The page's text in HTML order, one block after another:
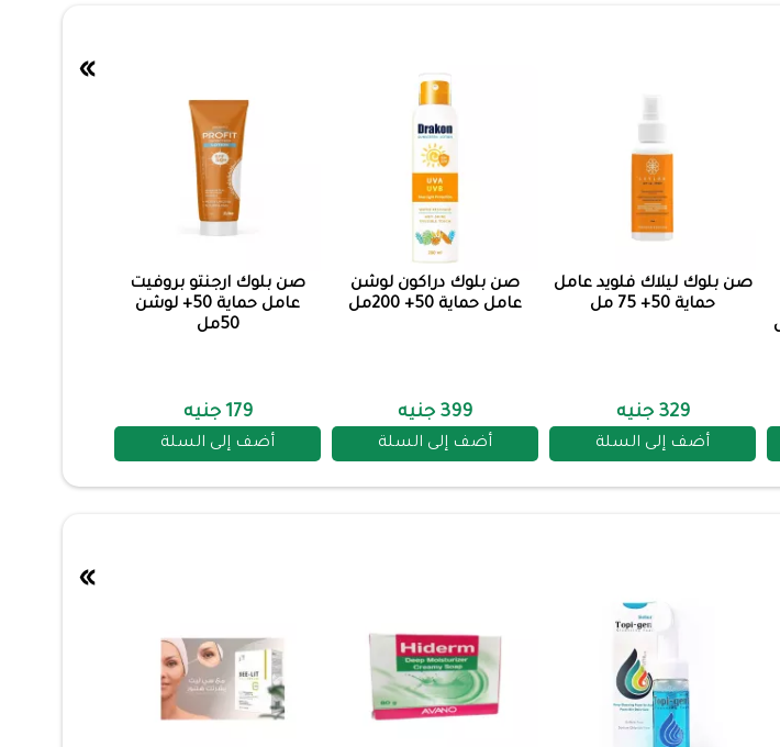
صن بلوك ليلاك فلويد عامل
حماية 50+ 75 مل
329 جنيه
أضف إلى السلة
صن بلوك دراكون لوشن
عامل حماية 50+ 200مل
399 جنيه
أضف إلى السلة
صن بلوك ارجنتو بروفيت
عامل حماية 50+ لوشن
50مل
179 جنيه
أضف إلى السلة
»
»